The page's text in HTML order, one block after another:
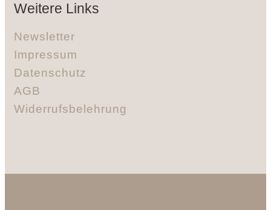
Weitere Links
Newsletter
Impressum
Datenschutz
AGB
Widerrufsbelehrung